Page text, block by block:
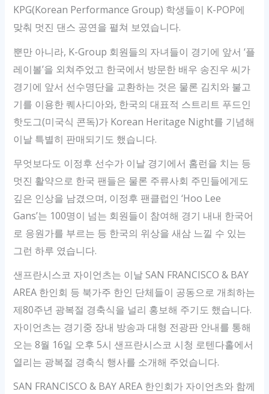
KPG(Korean Performance Group) 학생들이 K-POP에
맞춰 멋진 댄스 공연을 펼쳐 보였습니다.
뿐만 아니라, K-Group 회원들의 자녀들이 경기에 앞서 ‘플
레이볼’을 외쳐주었고 한국에서 방문한 배우 송진우 씨가
경기에 앞서 선수명단을 교환하는 것은 물론 김치와 불고
기를 이용한 퀘사디아와, 한국의 대표적 스트리트 푸드인
핫도그(미국식 콘독)가 Korean Heritage Night를 기념해
이날 특별히 판매되기도 했습니다.
무엇보다도 이정후 선수가 이날 경기에서 홈런을 치는 등
멋진 활약으로 한국 팬들은 물론 주류사회 주민들에게도
깊은 인상을 남겼으며, 이정후 팬클럽인 ‘Hoo Lee
Gans’는 100명이 넘는 회원들이 참여해 경기 내내 한국어
로 응원가를 부르는 등 한국의 위상을 새삼 느낄 수 있는
그런 하루 였습니다.
샌프란시스코 자이언츠는 이날 SAN FRANCISCO & BAY
AREA 한인회 등 북가주 한인 단체들이 공동으로 개최하는
제80주년 광복절 경축식을 널리 홍보해 주기도 했습니다.
자이언츠는 경기중 장내 방송과 대형 전광판 안내를 통해
오는 8월 16일 오후 5시 샌프란시스코 시청 로텐다홀에서
열리는 광복절 경축식 행사를 소개해 주었습니다.
SAN FRANCISCO & BAY AREA 한인회가 자이언츠와 함께